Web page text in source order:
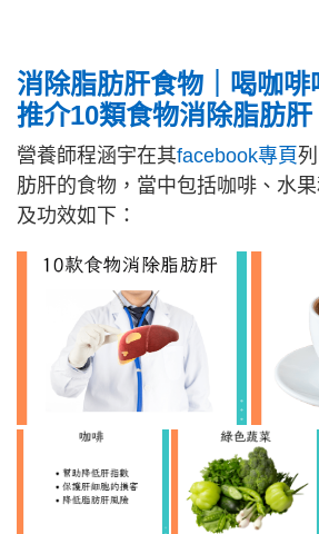
消除脂肪肝食物｜喝咖啡
推介10類食物消除脂肪肝
營養師程涵宇在其facebook專頁
肪肝的食物，當中包括咖啡、水
及功效如下：